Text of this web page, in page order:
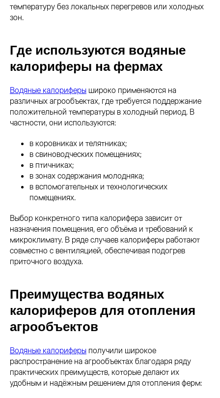
температуру без локальных перегревов или холодных
зон.
Где используются водяные
калориферы на фермах
Водяные калориферы широко применяются на
различных агрообъектах, где требуется поддержание
положительной температуры в холодный период. В
частности, они используются:
в коровниках и телятниках;
в свиноводческих помещениях;
в птичниках;
в зонах содержания молодняка;
в вспомогательных и технологических
помещениях.
Выбор конкретного типа калорифера зависит от
назначения помещения, его объёма и требований к
микроклимату. В ряде случаев калориферы работают
совместно с вентиляцией, обеспечивая подогрев
приточного воздуха.
Преимущества водяных
калориферов для отопления
агрообъектов
Водяные калориферы получили широкое
распространение на агрообъектах благодаря ряду
практических преимуществ, которые делают их
удобным и надёжным решением для отопления ферм: